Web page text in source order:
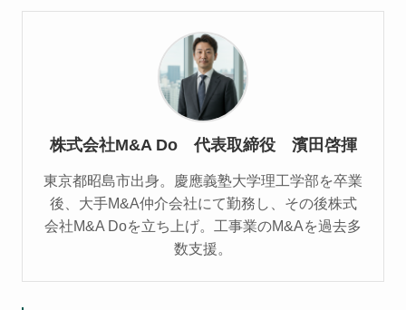
株式会社M&A Do 代表取締役 濱田啓揮
東京都昭島市出身。慶應義塾大学理工学部を卒業
後、大手M&A仲介会社にて勤務し、その後株式
会社M&A Doを立ち上げ。工事業のM&Aを過去多
数支援。